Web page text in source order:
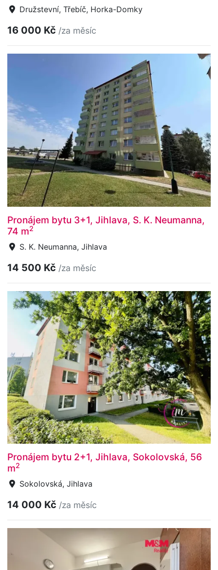
Družstevní, Třebíč, Horka-Domky
16 000 Kč /za měsíc
Pronájem bytu 3+1, Jihlava, S. K. Neumanna,
74 m2
S. K. Neumanna, Jihlava
14 500 Kč /za měsíc
Pronájem bytu 2+1, Jihlava, Sokolovská, 56
m2
Sokolovská, Jihlava
14 000 Kč /za měsíc